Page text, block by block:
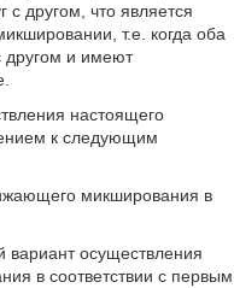
другом, что является
т.е. когда оба
другом и имеют
настоящего
к следующим
микширования в
вариант осуществления
в соответствии с первым